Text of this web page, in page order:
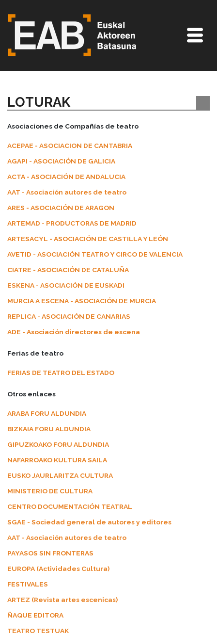
LOTURAK
Asociaciones de Compañías de teatro
ACEPAE - ASOCIACION DE CANTABRIA
AGAPI - ASOCIACIÓN DE GALICIA
ACTA - ASOCIACIÓN DE ANDALUCIA
AAT - Asociación autores de teatro
ARES - ASOCIACIÓN DE ARAGON
ARTEMAD - PRODUCTORAS DE MADRID
ARTESACYL - ASOCIACIÓN DE CASTILLA Y LEÓN
AVETID - ASOCIACIÓN TEATRO Y CIRCO DE VALENCIA
CIATRE - ASOCIACIÓN DE CATALUÑA
ESKENA - ASOCIACIÓN DE EUSKADI
MURCIA A ESCENA - ASOCIACIÓN DE MURCIA
REPLICA - ASOCIACIÓN DE CANARIAS
ADE - Asociación directores de escena
Ferias de teatro
FERIAS DE TEATRO DEL ESTADO
Otros enlaces
ARABA FORU ALDUNDIA
BIZKAIA FORU ALDUNDIA
GIPUZKOAKO FORU ALDUNDIA
NAFARROAKO KULTURA SAILA
EUSKO JAURLARITZA CULTURA
MINISTERIO DE CULTURA
CENTRO DOCUMENTACIÓN TEATRAL
SGAE - Sociedad general de autores y editores
AAT - Asociación autores de teatro
PAYASOS SIN FRONTERAS
EUROPA (Actividades Cultura)
FESTIVALES
ARTEZ (Revista artes escenicas)
ÑAQUE EDITORA
TEATRO TESTUAK